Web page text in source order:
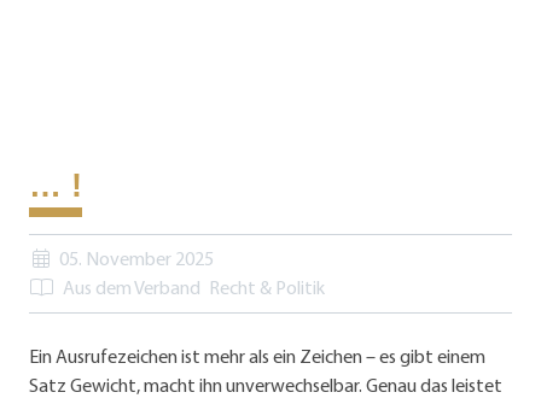
… !
05. November 2025
Aus dem Verband Recht & Politik
Ein Ausrufezeichen ist mehr als ein Zeichen – es gibt einem
Satz Gewicht, macht ihn unverwechselbar. Genau das leistet